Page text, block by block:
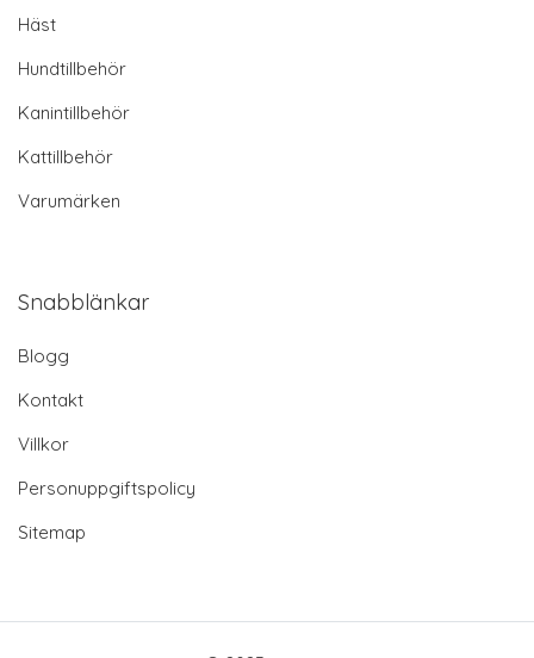
Häst
Hundtillbehör
Kanintillbehör
Kattillbehör
Varumärken
Snabblänkar
Blogg
Kontakt
Villkor
Personuppgiftspolicy
Sitemap